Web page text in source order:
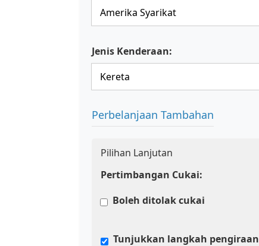
Jenis Kenderaan:
Perbelanjaan Tambahan
Pilihan Lanjutan
Pertimbangan Cukai:
Boleh ditolak cukai
Tunjukkan langkah pengiraan